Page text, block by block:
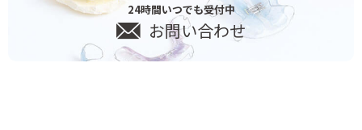
24時間いつでも受付中
お問い合わせ